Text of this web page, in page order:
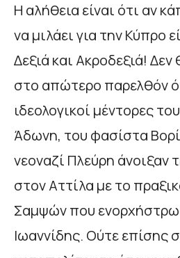
Η αλήθεια είναι ότι αν
να μιλάει για την Κύπρο
Δεξιά και Ακροδεξιά!
στο απώτερο παρελθόν
ιδεολογικοί μέντορες
Άδωνη, του φασίστα
νεοναζί Πλεύρη άνοιξαν
στον Αττίλα με το
Σαμψών που
Ιωαννίδης. Ούτε επίσης